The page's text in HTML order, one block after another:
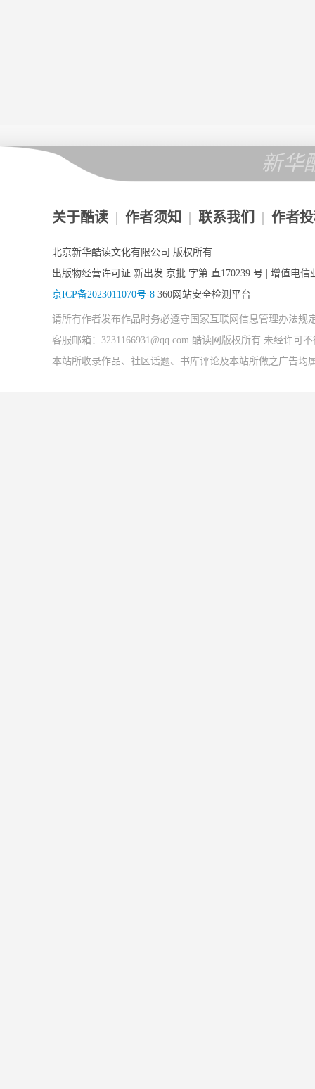
新华
关于酷读 | 作者须知 | 联系我们 | 作者
北京新华酷读文化有限公司 版权所有
出版物经营许可证 新出发 京批 字第 直170239 号 | 增值电信
京ICP备2023011070号-8 360网站安全检测平台
请所有作者发布作品时务必遵守国家互联网信息管理办法
客服邮箱：3231166931@qq.com 酷读网版权所有 未经许可
本站所收录作品、社区话题、书库评论及本站所做之广告均